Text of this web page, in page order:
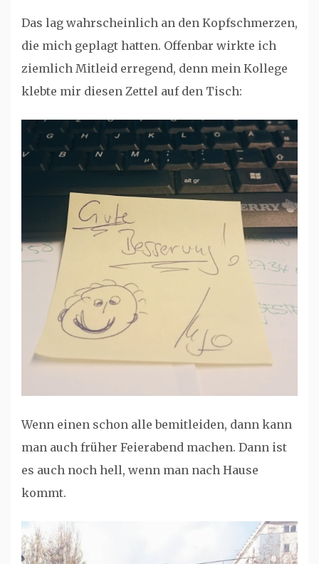
Das lag wahrscheinlich an den Kopfschmerzen,
die mich geplagt hatten. Offenbar wirkte ich
ziemlich Mitleid erregend, denn mein Kollege
klebte mir diesen Zettel auf den Tisch:
Wenn einen schon alle bemitleiden, dann kann
man auch früher Feierabend machen. Dann ist
es auch noch hell, wenn man nach Hause
kommt.